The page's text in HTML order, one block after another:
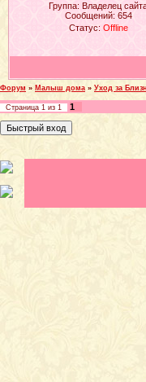
Группа: Владелец
Сообщений: 654
Статус: Offline
Форум » Малыш дома » Уход за
Страница 1 из 1 1